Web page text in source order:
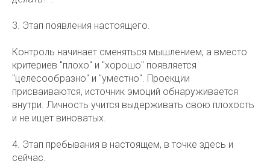
3. Этап появления настоящего.
Контроль начинает сменяться мышлением, а вместо
критериев "плохо" и "хорошо" появляется
"целесообразно" и "уместно". Проекции
присваиваются, источник эмоций обнаруживается
внутри. Личность учится выдерживать свою плохость
и не ищет виноватых.
4. Этап пребывания в настоящем, в точке здесь и
сейчас.